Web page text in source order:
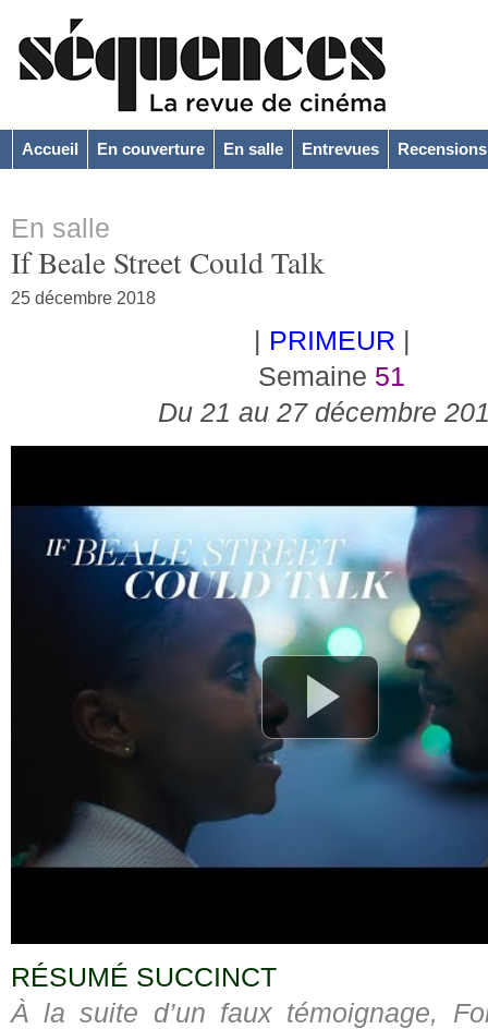
Accueil En couverture En salle Entrevues Recensions
En salle
If Beale Street Could Talk
25 décembre 2018
| PRIMEUR |
Semaine 51
Du 21 au 27 décembre
RÉSUMÉ SUCCINCT
À la suite d’un faux témoignage,